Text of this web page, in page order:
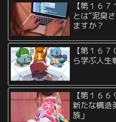
【第１６
とは“泥臭
ますか？
【第１６
ら学ぶ人生
【第１６
新たな構造
族」